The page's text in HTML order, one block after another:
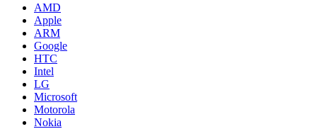
AMD
Apple
ARM
Google
HTC
Intel
LG
Microsoft
Motorola
Nokia